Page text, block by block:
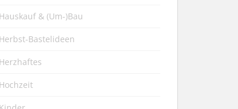
Hauskauf & (Um-)Bau
Herbst-Bastelideen
Herzhaftes
Hochzeit